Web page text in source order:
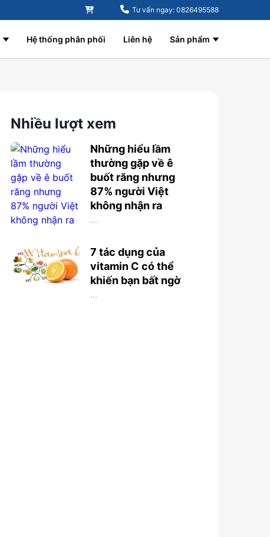
Tư vấn ngay: 0826495588
Hệ thống phân phối Liên hệ Sản phẩm
Nhiều lượt xem
Những hiểu lầm
thường gặp về ê
buốt răng nhưng
87% người Việt
không nhận ra
...
7 tác dụng của
vitamin C có thể
khiến bạn bất ngờ
...